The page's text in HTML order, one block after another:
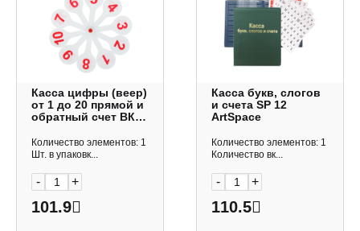
Касса цифры (веер)
от 1 до 20 прямой и
обратный счет ВК15
Количество элементов: 1
Шт. в упаковк...
- +
101.9
Касса букв, слогов
и счета SP 12
ArtSpace
Количество элементов: 1
Количество вк...
- +
110.5